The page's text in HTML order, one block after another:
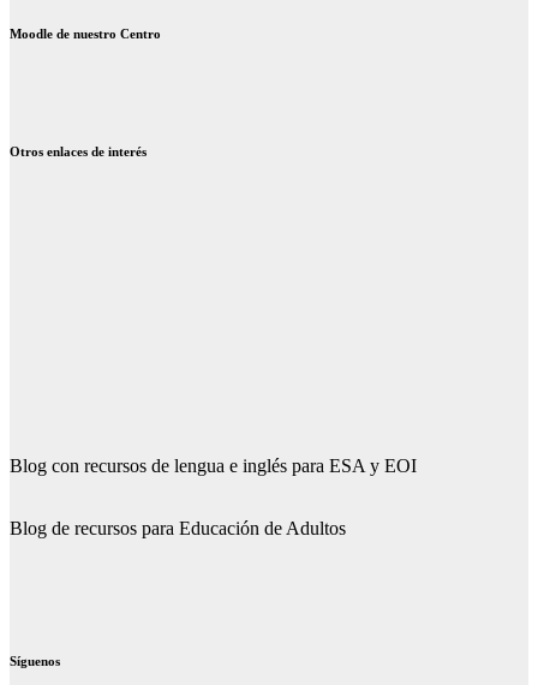
Moodle de nuestro Centro
Otros enlaces de interés
Blog con recursos de lengua e inglés para ESA y EOI
Blog de recursos para Educación de Adultos
Síguenos